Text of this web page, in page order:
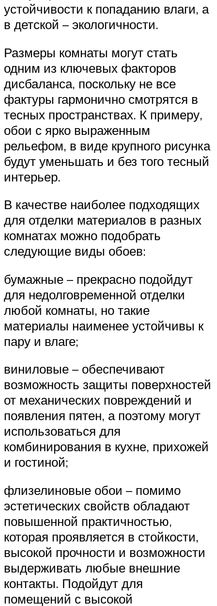
устойчивости к попаданию влаги, а
в детской – экологичности.
Размеры комнаты могут стать
одним из ключевых факторов
дисбаланса, поскольку не все
фактуры гармонично смотрятся в
тесных пространствах. К примеру,
обои с ярко выраженным
рельефом, в виде крупного рисунка
будут уменьшать и без того тесный
интерьер.
В качестве наиболее подходящих
для отделки материалов в разных
комнатах можно подобрать
следующие виды обоев:
бумажные – прекрасно подойдут
для недолговременной отделки
любой комнаты, но такие
материалы наименее устойчивы к
пару и влаге;
виниловые – обеспечивают
возможность защиты поверхностей
от механических повреждений и
появления пятен, а поэтому могут
использоваться для
комбинирования в кухне, прихожей
и гостиной;
флизелиновые обои – помимо
эстетических свойств обладают
повышенной практичностью,
которая проявляется в стойкости,
высокой прочности и возможности
выдерживать любые внешние
контакты. Подойдут для
помещений с высокой